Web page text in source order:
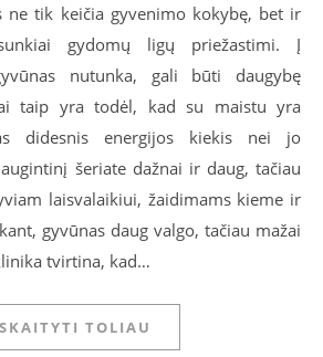
ne tik keičia gyvenimo kokybę, bet ir
gydomų ligų priežastimi. Į
nutunka, gali būti daugybę
taip yra todėl, kad su maistu yra
didesnis energijos kiekis nei jo
šeriate dažnai ir daug, tačiau
laisvalaikiui, žaidimams kieme ir
gyvūnas daug valgo, tačiau mažai
tvirtina, kad…
SKAITYTI TOLIAU